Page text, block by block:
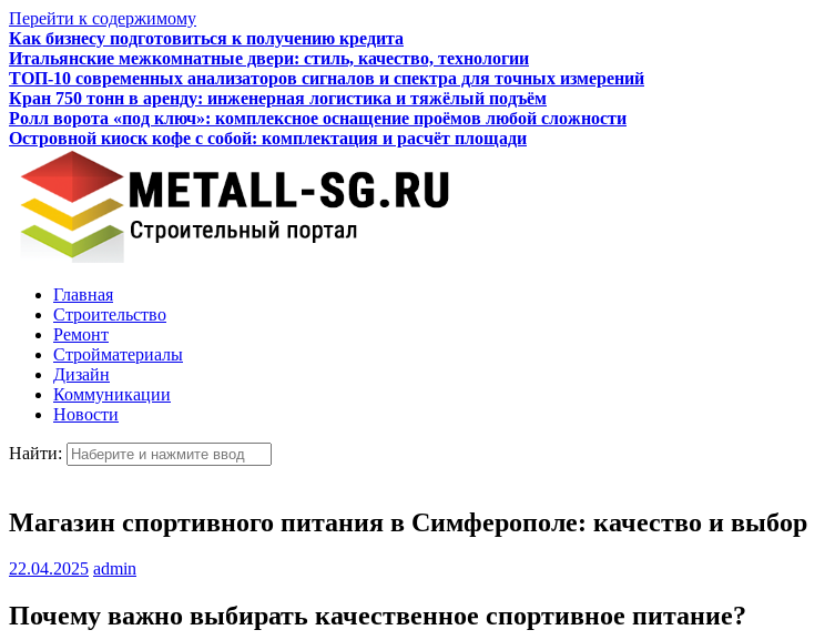
Перейти к содержимому
Как бизнесу подготовиться к получению кредита
Итальянские межкомнатные двери: стиль, качество, технологии
ТОП-10 современных анализаторов сигналов и спектра для точных измерений
Кран 750 тонн в аренду: инженерная логистика и тяжёлый подъём
Ролл ворота «под ключ»: комплексное оснащение проёмов любой сложности
Островной киоск кофе с собой: комплектация и расчёт площади
Главная
Строительство
Ремонт
Стройматериалы
Дизайн
Коммуникации
Новости
Найти:
Магазин спортивного питания в Симферополе: качество и выбор
22.04.2025 admin
Почему важно выбирать качественное спортивное питание?